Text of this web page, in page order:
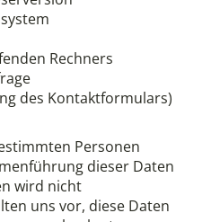
Rechners
des Kontaktformulars)
Personen
dieser Daten
wird nicht
uns vor, diese Daten